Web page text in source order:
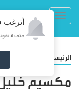
أترغب
حتى لا
الرئيسية
مكسيم